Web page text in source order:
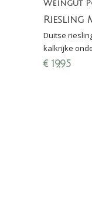
Weingut
Riesling
Duitse
kalkrijke
grapefruit
€ 19,95